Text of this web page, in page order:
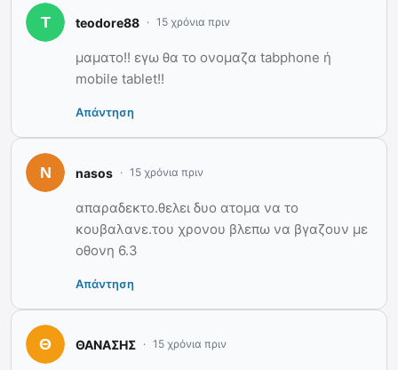
teodore88 15 χρόνια πριν
μαματο!! εγω θα το ονομαζα tabphone ή
mobile tablet!!
Απάντηση
nasos 15 χρόνια πριν
απαραδεκτο.θελει δυο ατομα να το
κουβαλανε.του χρονου βλεπω να βγαζουν με
οθονη 6.3
Απάντηση
ΘΑΝΑΣΗΣ 15 χρόνια πριν